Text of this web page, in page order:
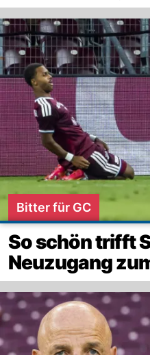
Bitter für GC
So schön trifft
Neuzugang